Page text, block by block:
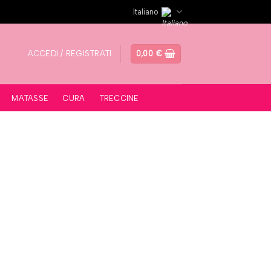
Italiano
ACCEDI / REGISTRATI 0,00 €
MATASSE CURA TRECCINE